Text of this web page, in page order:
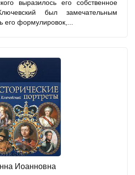
выразилось его собственное
был замечательным
его формулировок,...
Иоанновна